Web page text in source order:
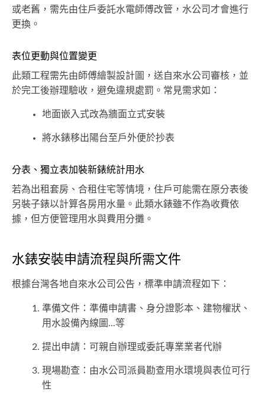
或老舊，需先由住戶委託水電師傅改管，水公司才會進行
更換。
表位更動與位置變更
此類工程需先由師傅繪製設計圖，送自來水公司審核，並
於完工後辦理驗收，避免違規處罰。常見需求如：
地面嵌入式改為牆面立式安裝
將水錶移出陽台至戶外便於抄表
分表、獨立表加裝新錶統計用水
若為出租套房、合租住宅等情境，住戶可能需在原分表後
另裝子錶以計算各房用水量。此類水錶雖不作為收費依
據，但方便管理用水與費用分攤。
水錶安裝申請流程與所需文件
根據台灣各地自來水公司公告，標準申請流程如下：
準備文件：準備申請書、身分證影本、建物權狀、
用水設備內線圖...等
提出申請：可親自辦理或委託專業業者代辦
現場勘查：由水公司派員勘查用水環境與表位可行
性